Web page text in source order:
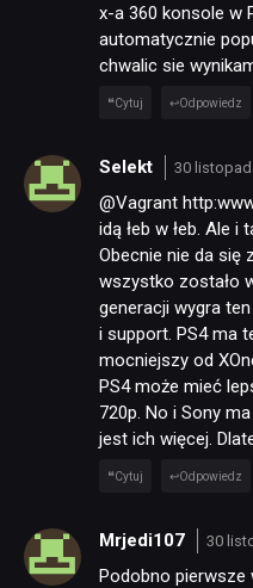
x-a 360 konsole w
automatycznie
chwalic sie
Cytuj Odpowiedz
Selekt 30
@Vagrant
idą łeb w łeb. Ale
Obecnie nie da się
wszystko zostało
generacji wygra
i support. PS4 ma
mocniejszy od
PS4 może mieć
720p. No i Sony
jest ich więcej.
Cytuj Odpowiedz
Mrjedi107 30
Podobno pierwsze